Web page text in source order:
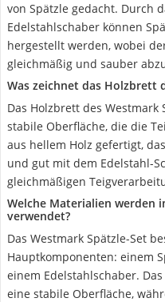
von Spätzle gedacht. Durch
Edelstahlschaber können
hergestellt werden, wobei
gleichmäßig und sauber
Was zeichnet das Holzbrett
Das Holzbrett des
stabile Oberfläche, die die
aus hellem Holz gefertigt,
und gut mit dem Edelstahl-
gleichmäßigen
Welche Materialien werden
verwendet?
Das Westmark Spätzle-Set
Hauptkomponenten: einem
einem Edelstahlschaber.
eine stabile Oberfläche,